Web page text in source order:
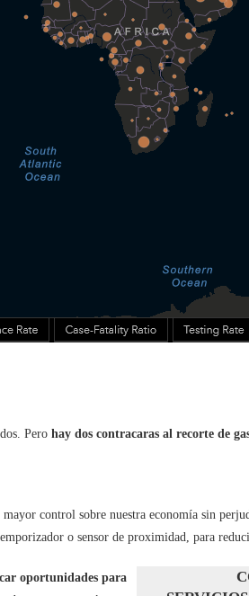
Pero hay dos contracaras al recorte de
control sobre nuestra economía sin
o sensor de proximidad, para
oportunidades para